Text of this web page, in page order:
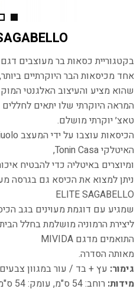
אחד מכיסאות הבר היוקרתיים
שהוא מציע והעיצוב האלגנטי
המראה היוקרתי שלו יתאים
טאצ׳ יוקרתי מושלם.
האיטלקי Tonin Casa,
ומיוצרים באיטליה כדי להבטיח
ELITE SAGABELLO
שמגיע עם דוגמת מעוינים בגב
ליצירת הרמוניה מושלמת בחלל
התואמים מדגם MIVIDA
מאותה הסדרה.
גימור: עץ + בד / עור במגוון
מידות: רוחב: 54 ס"מ, עומק: 54 ס"מ, גובה: 99 / 107 ס"מ.